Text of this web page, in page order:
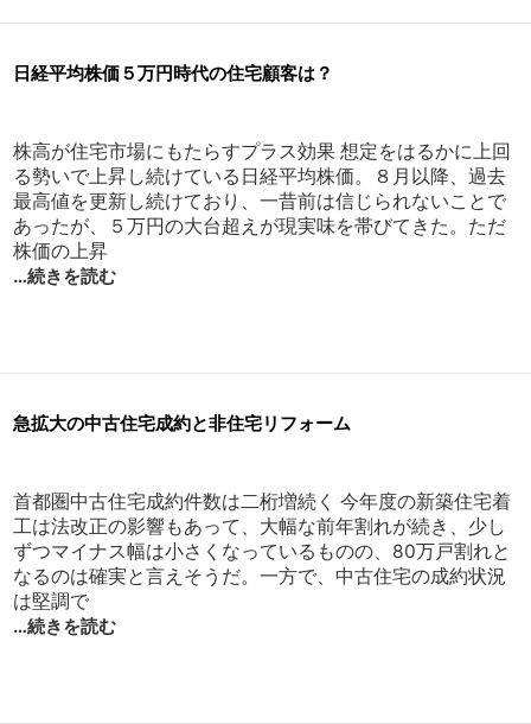
日経平均株価５万円時代の住宅顧客は？
株高が住宅市場にもたらすプラス効果 想定をはるかに上回
る勢いで上昇し続けている日経平均株価。８月以降、過去
最高値を更新し続けており、一昔前は信じられないことで
あったが、５万円の大台超えが現実味を帯びてきた。ただ
株価の上昇
…続きを読む
急拡大の中古住宅成約と非住宅リフォーム
首都圏中古住宅成約件数は二桁増続く 今年度の新築住宅着
工は法改正の影響もあって、大幅な前年割れが続き、少し
ずつマイナス幅は小さくなっているものの、80万戸割れと
なるのは確実と言えそうだ。一方で、中古住宅の成約状況
は堅調で
…続きを読む